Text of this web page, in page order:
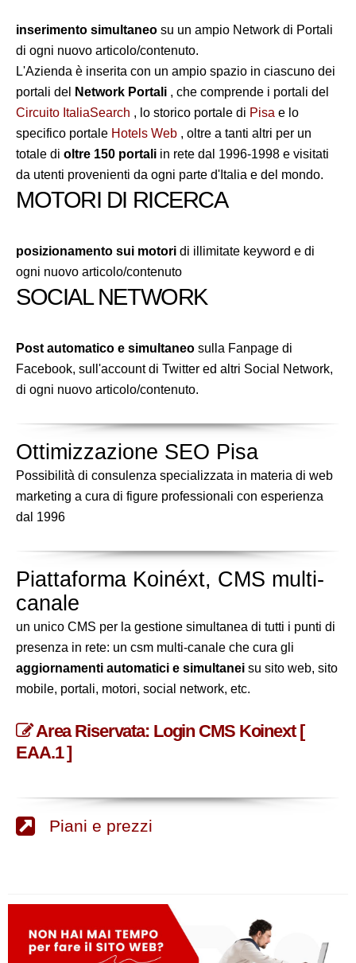
inserimento simultaneo su un ampio Network di Portali
di ogni nuovo articolo/contenuto.
L'Azienda è inserita con un ampio spazio in ciascuno dei
portali del
Network Portali , che comprende i portali del
Circuito ItaliaSearch , lo storico portale di Pisa e lo
specifico portale Hotels Web , oltre a tanti altri per un
totale di oltre 150 portali in rete dal 1996-1998 e visitati
da utenti provenienti da ogni parte d'Italia e del mondo.
MOTORI DI RICERCA
posizionamento sui motori di illimitate keyword e di
ogni nuovo articolo/contenuto
SOCIAL NETWORK
Post automatico e simultaneo sulla Fanpage di
Facebook, sull'account di Twitter ed altri Social Network,
di ogni nuovo articolo/contenuto.
Ottimizzazione SEO Pisa
Possibilità di consulenza specializzata in materia di web
marketing a cura di figure professionali con esperienza
dal 1996
Piattaforma Koinéxt, CMS multi-
canale
un unico CMS per la gestione simultanea di tutti i punti di
presenza in rete: un csm multi-canale che cura gli
aggiornamenti automatici e simultanei su sito web, sito
mobile, portali, motori, social network, etc.
Area Riservata: Login CMS Koinext [
EAA.1 ]
Piani e prezzi